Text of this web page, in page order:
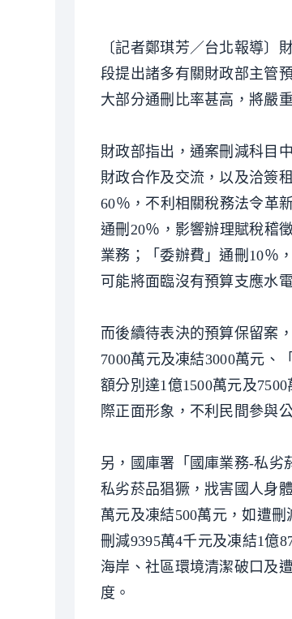
〔記者鄭琪芳／台北報導〕
段提出諸多有關財政部主管
大部分通刪比率甚高，將嚴
財政部指出，通案刪減科目
財政合作及交流，以及洽簽
60％，不利相關稅務法令革
通刪20％，影響辦理賦稅稽
業務；「委辦費」通刪10％
可能將面臨沒有預算支應水
而後續待表決的預算保留案
7000萬元及凍結3000萬元、
額分別達1億1500萬元及
際正面形象，不利民間參與
另，國庫署「國庫業務-私劣
私劣菸品猖獗，戕害國人身
萬元及凍結500萬元，如遭
刪減9395萬4千元及凍結1億
海岸、社區環境清潔破口及
度。